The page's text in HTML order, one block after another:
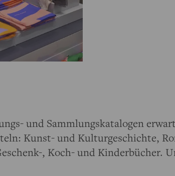
und Sammlungskatalogen
Kunst- und Kulturgeschichte,
, Koch- und Kinderbücher.